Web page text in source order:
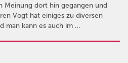
Meinung dort hin gegangen und
Vogt hat einiges zu diversen
man kann es auch im …